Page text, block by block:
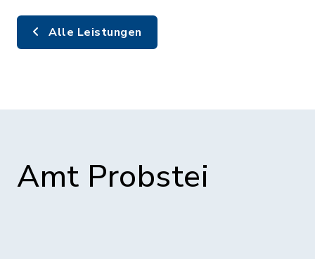
Alle Leistungen
Amt Probstei